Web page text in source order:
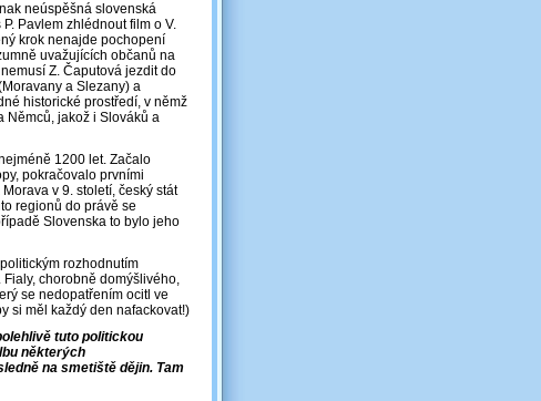
neúspěšná slovenská
Pavlem zhlédnout film o V.
krok nenajde pochopení
uvažujících občanů na
Z. Čaputová jezdit do
a Slezany) a
historické prostředí, v němž
Němců, jakož i Slováků a
1200 let. Začalo
pokračovalo prvními
v 9. století, český stát
regionů do právě se
Slovenska to bylo jeho
rozhodnutím
chorobně domýšlivého,
se nedopatřením ocitl ve
si měl každý den nafackovat!)
tuto politickou
některých
na smetiště dějin. Tam